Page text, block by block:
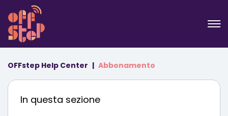
OFFstep Help Center Abbonamento
In questa sezione